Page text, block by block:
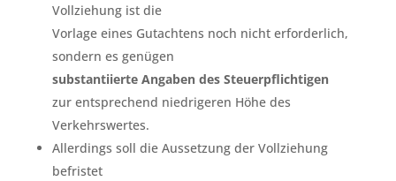
Vollziehung ist die
Vorlage eines Gutachtens noch nicht erforderlich,
sondern es genügen
substantiierte Angaben des Steuerpflichtigen
zur entsprechend niedrigeren Höhe des
Verkehrswertes.
Allerdings soll die Aussetzung der Vollziehung
befristet